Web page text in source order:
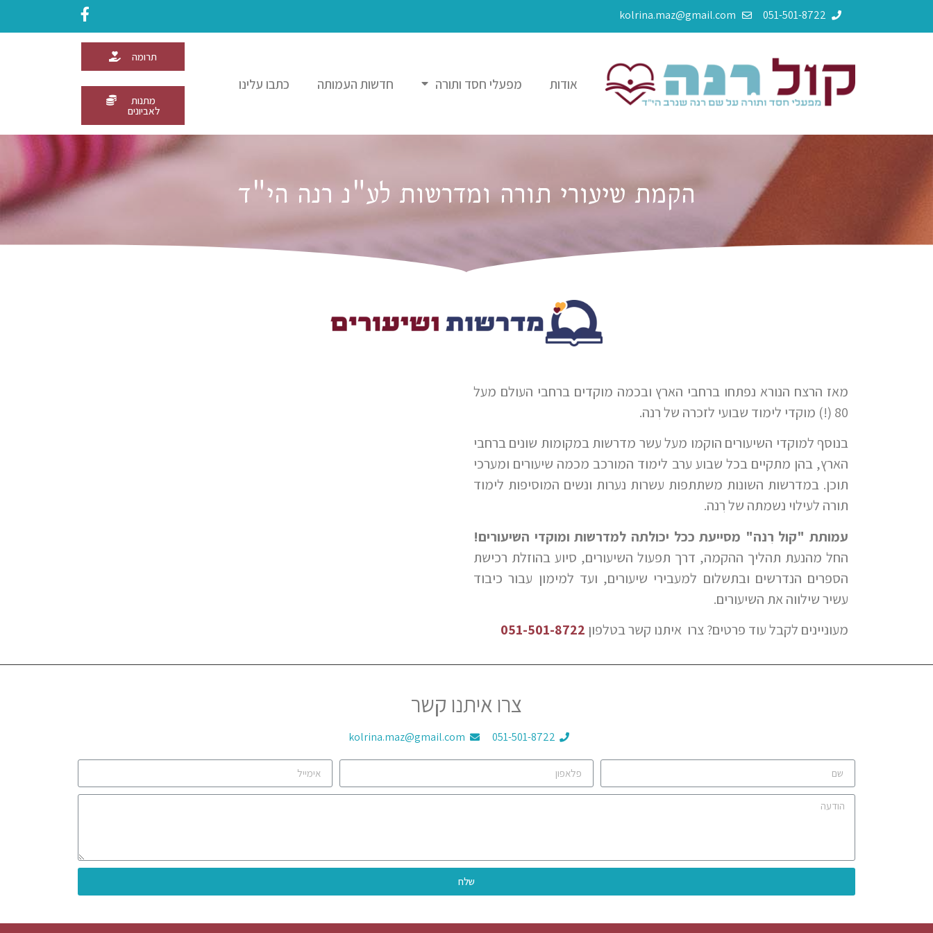
051-501-8722
kolrina.maz@gmail.com
אודות מפעלי חסד ותורה חדשות העמותה כתבו עלינו
תרומה
מתנות
לאביונים
הקמת שיעורי תורה ומדרשות לע"נ רנה הי"ד
מאז הרצח הנורא נפתחו ברחבי הארץ ובכמה מוקדים ברחבי העולם מעל
80 (!) מוקדי לימוד שבועי לזכרה של רִנה.
בנוסף למוקדי השיעורים הוקמו מעל עשר מדרשות במקומות שונים ברחבי
הארץ, בהן מתקיים בכל שבוע ערב לימוד המורכב מכמה שיעורים ומערכי
תוכן. במדרשות השונות משתתפות עשרות נערות ונשים המוסיפות לימוד
תורה לעילוי נשמתה של רִנה.
עמותת "קול רִנה" מסייעת ככל יכולתה למדרשות ומוקדי השיעורים!
החל מהנעת תהליך ההקמה, דרך תפעול השיעורים, סיוע בהוזלת רכישת
הספרים הנדרשים ובתשלום למעבירי שיעורים, ועד למימון עבור כיבוד
עשיר שילווה את השיעורים.
מעוניינים לקבל עוד פרטים? צרו איתנו קשר בטלפון 051-501-8722
צרו איתנו קשר
051-501-8722
kolrina.maz@gmail.com
שלח